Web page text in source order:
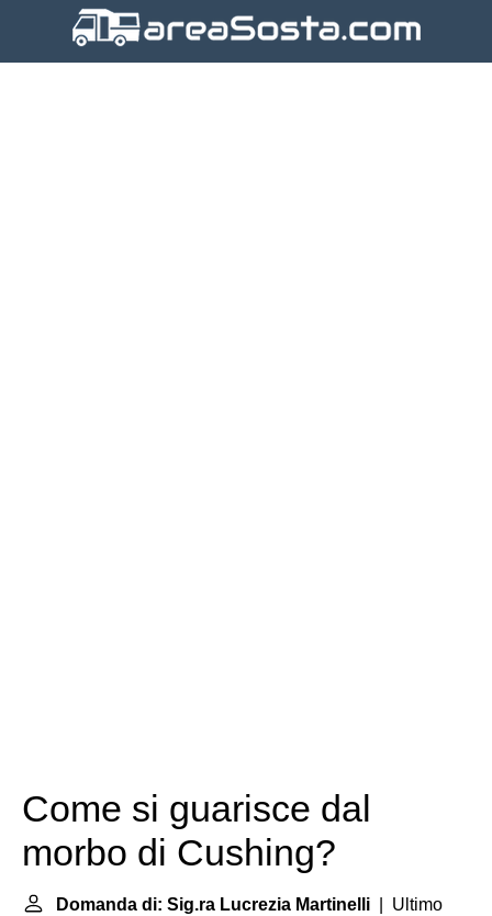
Come si guarisce dal
morbo di Cushing?
Domanda di: Sig.ra Lucrezia Martinelli | Ultimo